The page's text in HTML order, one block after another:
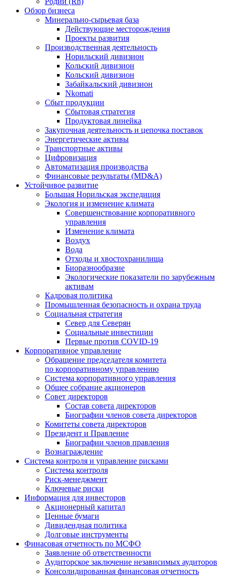
Обзор бизнеса
Минерально-сырьевая база
Действующие месторождения
Проекты развития
Производственная деятельность
Норильский дивизион
Кольский дивизион
Кольский дивизион
Забайкальский дивизион
Nkomati
Сбыт продукции
Сбытовая стратегия
Продуктовая линейка
Закупочная деятельность и цепочка поставок
Энергетические активы
Транспортные активы
Цифровизация
Автоматизация производства
Финансовые результаты (MD&A)
Устойчивое развитие
Большая Норильская экспедиция
Экология и изменение климата
Совершенствование корпоративного
управления
Изменение климата
Воздух
Вода
Отходы и хвостохранилища
Биоразнообразие
Экологические показатели по зарубежным
активам
Кадровая политика
Промышленная безопасность и охрана труда
Социальная стратегия
Север для Северян
Социальные инвестиции
Первые против COVID‑19
Корпоративное управление
Обращение председателя комитета
по корпоративному управлению
Система корпоративного управления
Общее собрание акционеров
Совет директоров
Состав совета директоров
Биографии членов совета директоров
Комитеты совета директоров
Президент и Правление
Биографии членов правления
Вознаграждение
Система контроля и управление рисками
Система контроля
Риск-менеджмент
Ключевые риски
Информация для инвесторов
Акционерный капитал
Ценные бумаги
Дивидендная политика
Долговые инструменты
Финасовая отчетность по МСФО
Заявление об ответственности
Аудиторское заключение независимых аудиторов
Консолидированная финансовая отчетность